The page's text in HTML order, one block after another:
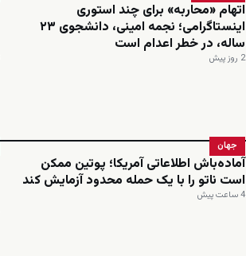
اتهام «محاربه» برای چند استوری
اینستاگرامی؛ نجمه امینی، دانشجوی ۲۳
ساله، در خطر اعدام است
2 روز پیش
جهان
آماده‌باش اطلاعاتی آمریکا؛ پوتین ممکن
است ناتو را با یک حمله محدود آزمایش کند
4 ساعت پیش